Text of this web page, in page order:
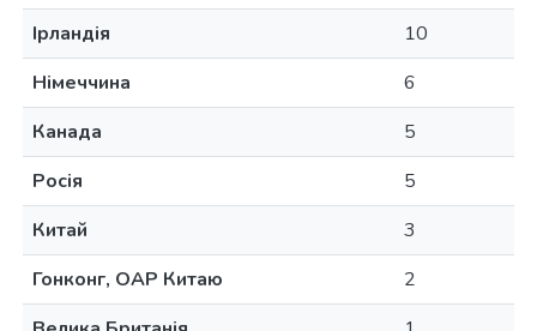
Ірландія
10
Німеччина
6
Канада
5
Росія
5
Китай
3
Гонконг, ОАР Китаю
2